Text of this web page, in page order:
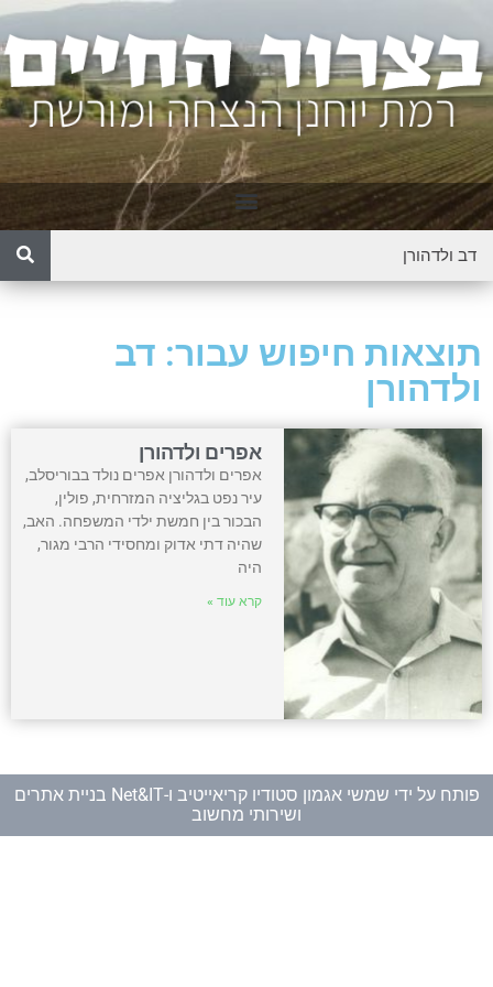
תוצאות חיפוש עבור: דב
ולדהורן
אפרים ולדהורן
אפרים ולדהורן אפרים נולד בבוריסלב,
עיר נפט בגליציה המזרחית, פולין,
הבכור בין חמשת ילדי המשפחה. האב,
שהיה דתי אדוק ומחסידי הרבי מגור,
היה
קרא עוד »
פותח על ידי שמשי אגמון סטודיו קריאייטיב ו-
Net&IT בניית אתרים
ושירותי מחשוב